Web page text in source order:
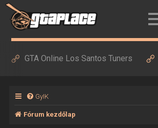
GTA Online Los Santos Tuners
GyIK
Fórum kezdőlap